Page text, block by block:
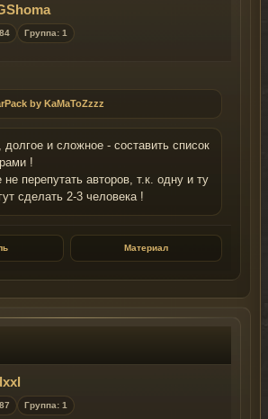
Группа: 1
by KaMaToZzzz
и сложное - составить список
!
перепутать авторов, т.к. одну и ту
сделать 2-3 человека !
Материал
Группа: 1